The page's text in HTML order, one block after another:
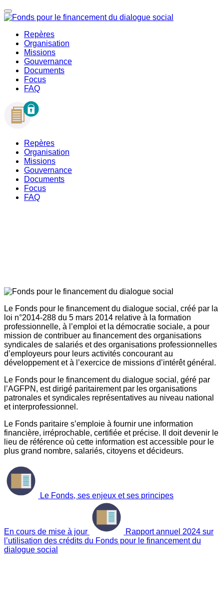
Repères
Organisation
Missions
Gouvernance
Documents
Focus
FAQ
Repères
Organisation
Missions
Gouvernance
Documents
Focus
FAQ
Le Fonds pour le financement du dialogue social, créé par la
loi n°2014-288 du 5 mars 2014 relative à la formation
professionnelle, à l’emploi et la démocratie sociale, a pour
mission de contribuer au financement des organisations
syndicales de salariés et des organisations professionnelles
d’employeurs pour leurs activités concourant au
développement et à l’exercice de missions d’intérêt général.
Le Fonds pour le financement du dialogue social, géré par
l’AGFPN, est dirigé paritairement par les organisations
patronales et syndicales représentatives au niveau national
et interprofessionnel.
Le Fonds paritaire s’emploie à fournir une information
financière, irréprochable, certifiée et précise. Il doit devenir le
lieu de référence où cette information est accessible pour le
plus grand nombre, salariés, citoyens et décideurs.
Le Fonds, ses enjeux et ses principes
En cours de mise à jour
Rapport annuel 2024 sur
l’utilisation des crédits du Fonds pour le financement du
dialogue social